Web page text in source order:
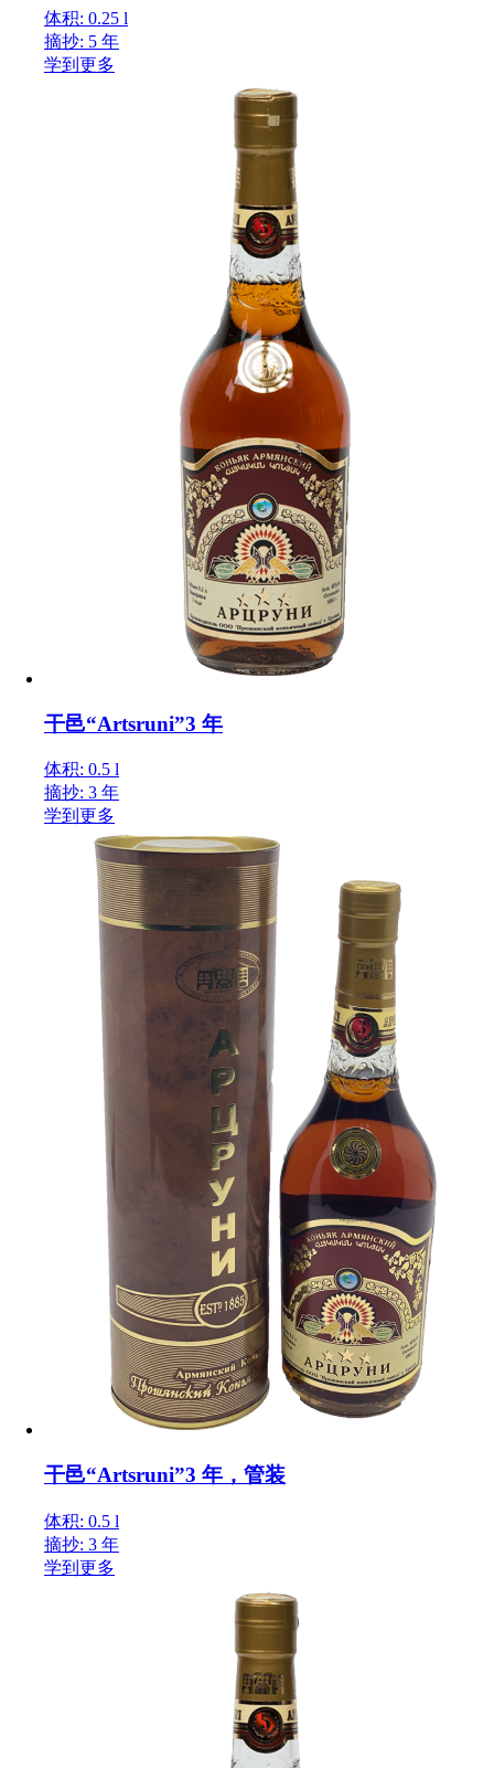
体积: 0.25 l
摘抄: 5 年
学到更多
干邑“Artsruni”3 年
体积: 0.5 l
摘抄: 3 年
学到更多
干邑“Artsruni”3 年，管装
体积: 0.5 l
摘抄: 3 年
学到更多